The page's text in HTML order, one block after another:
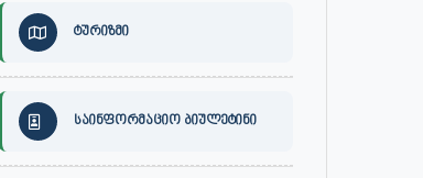
ტურიზმი
საინფორმაციო ბიულეტინი